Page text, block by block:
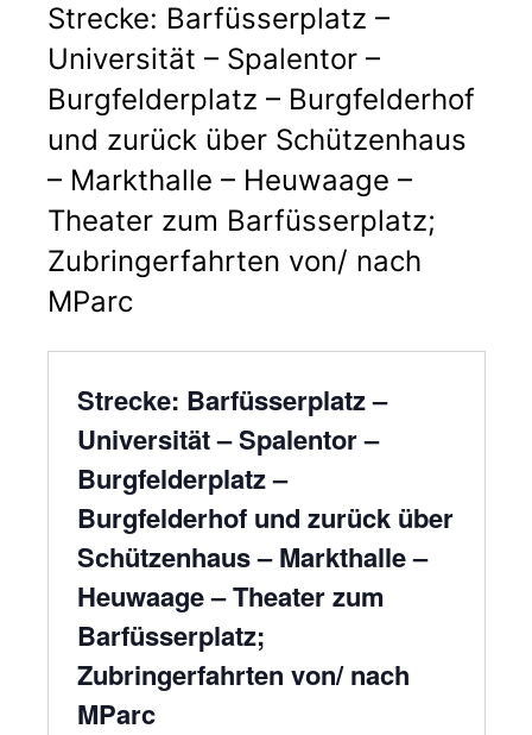
Strecke: Barfüsserplatz –
Universität – Spalentor –
Burgfelderplatz – Burgfelderhof
und zurück über Schützenhaus
– Markthalle – Heuwaage –
Theater zum Barfüsserplatz;
Zubringerfahrten von/ nach
MParc
Strecke: Barfüsserplatz –
Universität – Spalentor –
Burgfelderplatz –
Burgfelderhof und zurück über
Schützenhaus – Markthalle –
Heuwaage – Theater zum
Barfüsserplatz;
Zubringerfahrten von/ nach
MParc